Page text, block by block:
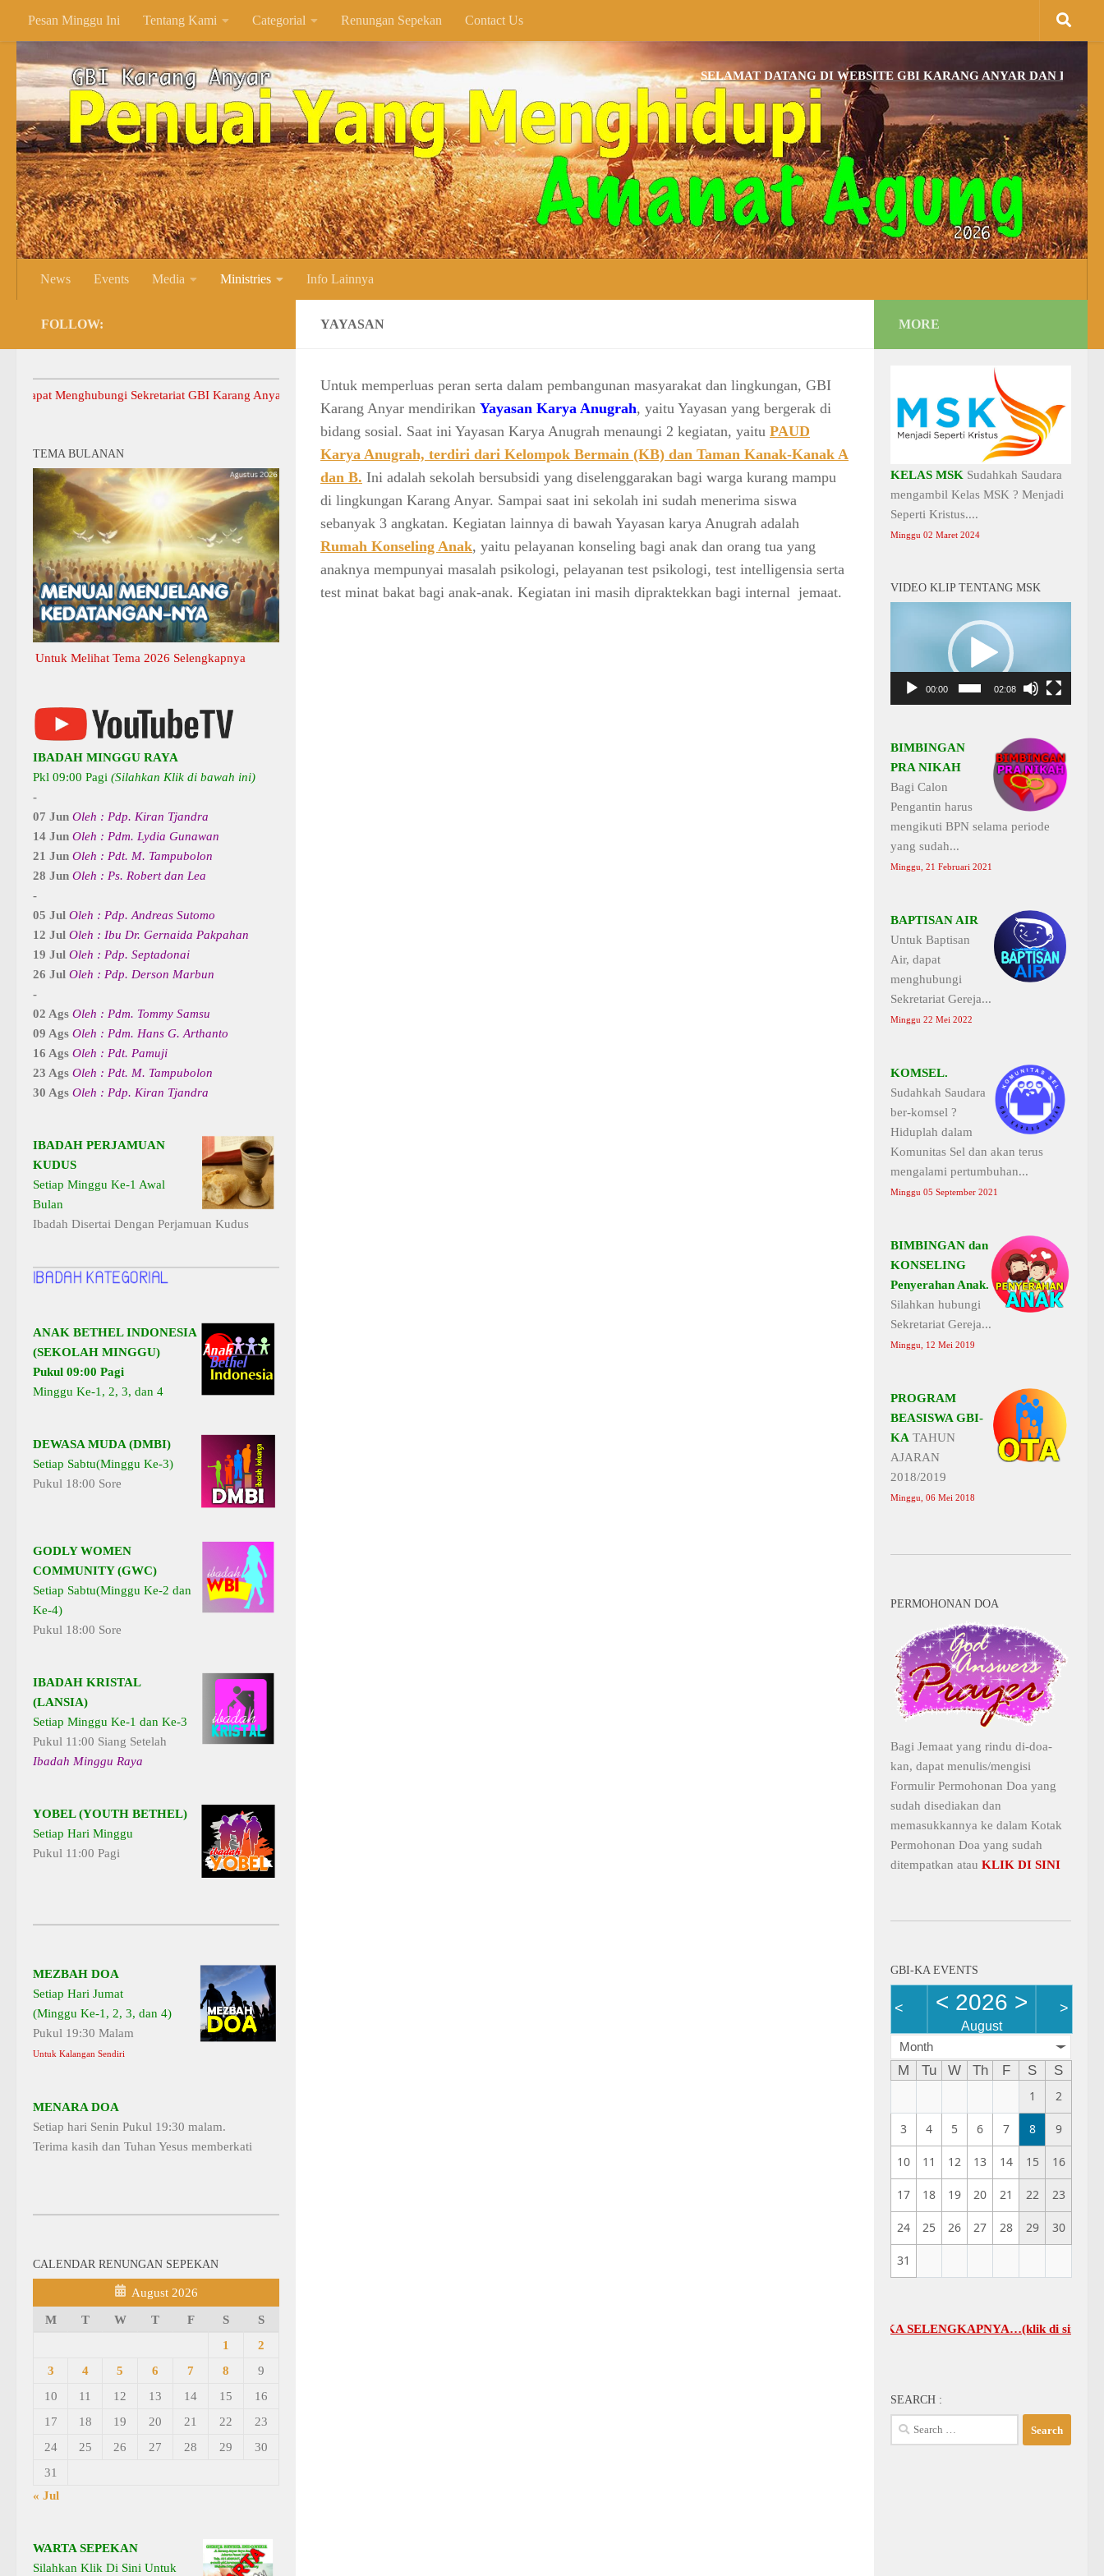
Skip to content
Pesan Minggu Ini Tentang Kami Categorial Renungan Sepekan Contact Us
SELAMAT DATANG DI WEBSITE GBI KARANG ANYAR DAN BAGI YANG
News Events Media Ministries Info Lainnya
YAYASAN
Untuk memperluas peran serta dalam pembangunan masyarakat dan lingkungan, GBI
Karang Anyar mendirikan Yayasan Karya Anugrah, yaitu Yayasan yang bergerak di
bidang sosial. Saat ini Yayasan Karya Anugrah menaungi 2 kegiatan, yaitu PAUD
Karya Anugrah, terdiri dari Kelompok Bermain (KB) dan Taman Kanak-Kanak A
dan B. Ini adalah sekolah bersubsidi yang diselenggarakan bagi warga kurang mampu
di lingkungan Karang Anyar. Sampai saat ini sekolah ini sudah menerima siswa
sebanyak 3 angkatan. Kegiatan lainnya di bawah Yayasan karya Anugrah adalah
Rumah Konseling Anak, yaitu pelayanan konseling bagi anak dan orang tua yang
anaknya mempunyai masalah psikologi, pelayanan test psikologi, test intelligensia serta
test minat bakat bagi anak-anak. Kegiatan ini masih dipraktekkan bagi internal jemaat.
FOLLOW:
Menghubungi Sekretariat GBI Karang Anyar.
TEMA BULANAN
Melihat Tema 2026 Selengkapnya
IBADAH MINGGU RAYA
Pkl 09:00 Pagi (Silahkan Klik di bawah ini)
-
07 Jun Oleh : Pdp. Kiran Tjandra
14 Jun Oleh : Pdm. Lydia Gunawan
21 Jun Oleh : Pdt. M. Tampubolon
28 Jun Oleh : Ps. Robert dan Lea
-
05 Jul Oleh : Pdp. Andreas Sutomo
12 Jul Oleh : Ibu Dr. Gernaida Pakpahan
19 Jul Oleh : Pdp. Septadonai
26 Jul Oleh : Pdp. Derson Marbun
-
02 Ags Oleh : Pdm. Tommy Samsu
09 Ags Oleh : Pdm. Hans G. Arthanto
16 Ags Oleh : Pdt. Pamuji
23 Ags Oleh : Pdt. M. Tampubolon
30 Ags Oleh : Pdp. Kiran Tjandra
IBADAH PERJAMUAN
KUDUS
Setiap Minggu Ke-1 Awal
Bulan
Ibadah Disertai Dengan Perjamuan Kudus
ANAK BETHEL INDONESIA
(SEKOLAH MINGGU)
Pukul 09:00 Pagi
Minggu Ke-1, 2, 3, dan 4
DEWASA MUDA (DMBI)
Setiap Sabtu(Minggu Ke-3)
Pukul 18:00 Sore
GODLY WOMEN
COMMUNITY (GWC)
Setiap Sabtu(Minggu Ke-2 dan
Ke-4)
Pukul 18:00 Sore
IBADAH KRISTAL
(LANSIA)
Setiap Minggu Ke-1 dan Ke-3
Pukul 11:00 Siang Setelah
Ibadah Minggu Raya
YOBEL (YOUTH BETHEL)
Setiap Hari Minggu
Pukul 11:00 Pagi
MEZBAH DOA
Setiap Hari Jumat
(Minggu Ke-1, 2, 3, dan 4)
Pukul 19:30 Malam
Untuk Kalangan Sendiri
MENARA DOA
Setiap hari Senin Pukul 19:30 malam.
Terima kasih dan Tuhan Yesus memberkati
CALENDAR RENUNGAN SEPEKAN
August 2026
M T W T F S
S
1
2
3
4 5 6 7 8
9
10
11 12 13 14 15
16
17
18 19 20 21 22
23
24
25 26 27 28 29
30
31
« Jul
WARTA SEPEKAN
Silahkan Klik Di Sini Untuk
MORE
KELAS MSK Sudahkah Saudara
mengambil Kelas MSK ? Menjadi
Seperti Kristus....
Minggu 02 Maret 2024
VIDEO KLIP TENTANG MSK
00:00 02:08
BIMBINGAN
PRA NIKAH
Bagi Calon
Pengantin harus
mengikuti BPN selama periode
yang sudah...
Minggu, 21 Februari 2021
BAPTISAN AIR
Untuk Baptisan
Air, dapat
menghubungi
Sekretariat Gereja...
Minggu 22 Mei 2022
KOMSEL.
Sudahkah Saudara
ber-komsel ?
Hiduplah dalam
Komunitas Sel dan akan terus
mengalami pertumbuhan...
Minggu 05 September 2021
BIMBINGAN dan
KONSELING
Penyerahan Anak.
Silahkan hubungi
Sekretariat Gereja...
Minggu, 12 Mei 2019
PROGRAM
BEASISWA GBI-
KA TAHUN
AJARAN
2018/2019
Minggu, 06 Mei 2018
PERMOHONAN DOA
Bagi Jemaat yang rindu di-doa-
kan, dapat menulis/mengisi
Formulir Permohonan Doa yang
sudah disediakan dan
memasukkannya ke dalam Kotak
Permohonan Doa yang sudah
ditempatkan atau KLIK DI SINI
GBI-KA EVENTS
< < 2026 >
August
>
Month
M Tu W Th F S
S
1
2
3 4 5 6 7 8 9
10 11 12 13 14 15 16
17 18 19 20 21 22 23
24 25 26 27 28 29 30
31
JADWAL UMUM GBI-KA SELENGKAPNYA…(klik di sini)
SEARCH :
Search
for: